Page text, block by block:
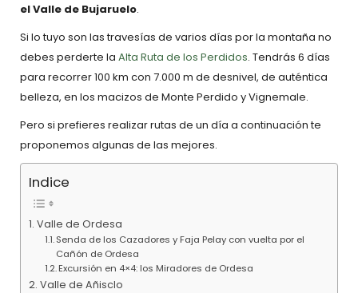
el Valle de Bujaruelo.
Si lo tuyo son las travesías de varios días por la montaña no
debes perderte la Alta Ruta de los Perdidos. Tendrás 6 días
para recorrer 100 km con 7.000 m de desnivel, de auténtica
belleza, en los macizos de Monte Perdido y Vignemale.
Pero si prefieres realizar rutas de un día a continuación te
proponemos algunas de las mejores.
Indice
Valle de Ordesa
Senda de los Cazadores y Faja Pelay con vuelta por el
Cañón de Ordesa
Excursión en 4×4: los Miradores de Ordesa
Valle de Añisclo